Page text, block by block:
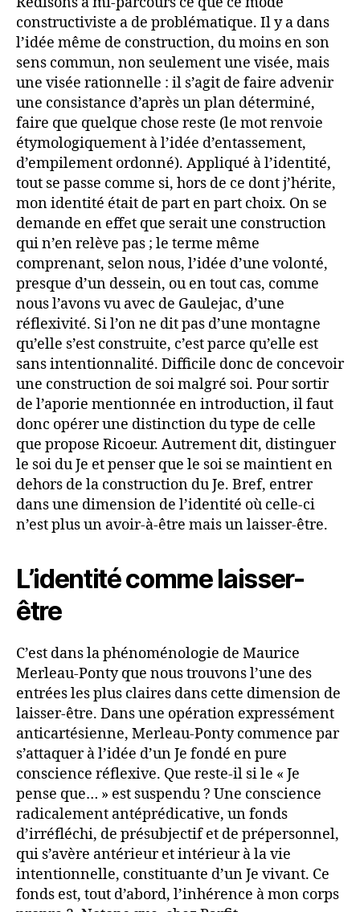
constructiviste a de problématique. Il y a dans
l’idée même de construction, du moins en son
sens commun, non seulement une visée, mais
une visée rationnelle : il s’agit de faire advenir
une consistance d’après un plan déterminé,
faire que quelque chose reste (le mot renvoie
étymologiquement à l’idée d’entassement,
d’empilement ordonné). Appliqué à l’identité,
tout se passe comme si, hors de ce dont j’hérite,
mon identité était de part en part choix. On se
demande en effet que serait une construction
qui n’en relève pas ; le terme même
comprenant, selon nous, l’idée d’une volonté,
presque d’un dessein, ou en tout cas, comme
nous l’avons vu avec de Gaulejac, d’une
réflexivité. Si l’on ne dit pas d’une montagne
qu’elle s’est construite, c’est parce qu’elle est
sans intentionnalité. Difficile donc de concevoir
une construction de soi malgré soi. Pour sortir
de l’aporie mentionnée en introduction, il faut
donc opérer une distinction du type de celle
que propose Ricoeur. Autrement dit, distinguer
le soi du Je et penser que le soi se maintient en
dehors de la construction du Je. Bref, entrer
dans une dimension de l’identité où celle-ci
n’est plus un avoir-à-être mais un laisser-être.
L’identité comme laisser-
être
C’est dans la phénoménologie de Maurice
Merleau-Ponty que nous trouvons l’une des
entrées les plus claires dans cette dimension de
laisser-être. Dans une opération expressément
anticartésienne, Merleau-Ponty commence par
s’attaquer à l’idée d’un Je fondé en pure
conscience réflexive. Que reste-il si le « Je
pense que… » est suspendu ? Une conscience
radicalement antéprédicative, un fonds
d’irréfléchi, de présubjectif et de prépersonnel,
qui s’avère antérieur et intérieur à la vie
intentionnelle, constituante d’un Je vivant. Ce
fonds est, tout d’abord, l’inhérence à mon corps